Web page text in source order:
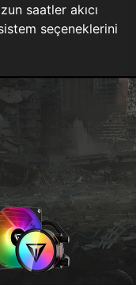
saatler akıcı
seçeneklerini